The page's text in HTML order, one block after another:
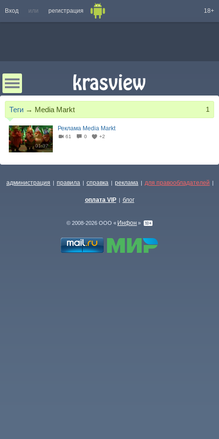
Вход или регистрация 18+
Теги → Media Markt 1
01:37
Реклама Media Markt
61 0 +2
администрация | правила | справка | реклама | для правообладателей |
оплата VIP | блог
© 2008-2026 ООО « Инфон »